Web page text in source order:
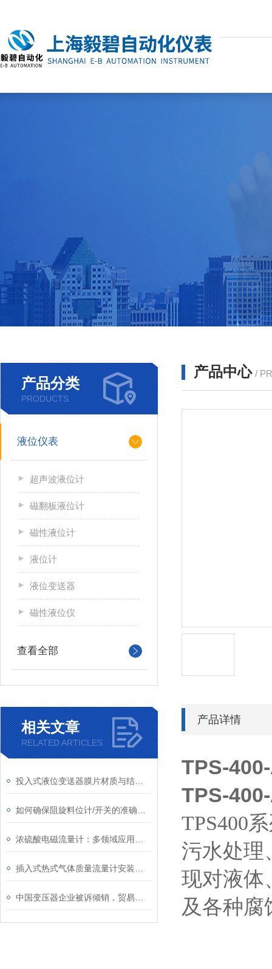
产品分类
PRODUCTS
液位仪表
超声波液位计
磁翻板液位计
磁性液位计
液位计
液位变送器
磁性液位仪
查看全部
相关文章
RELATED ARTICLES
产品中心 /
产品详情
TPS-
TPS-
TPS400
污水处理
现对液体
及各种腐